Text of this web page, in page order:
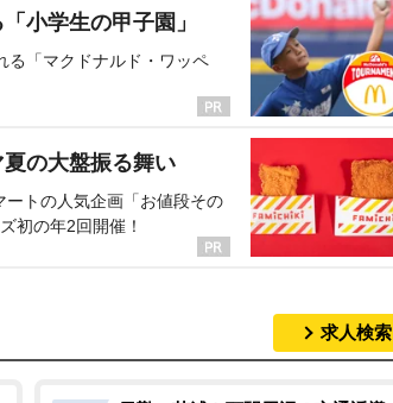
小学生の甲子園」
る「マクドナルド・ワッペ
の大盤振る舞い
トの人気企画「お値段その
初の年2回開催！
求人検索